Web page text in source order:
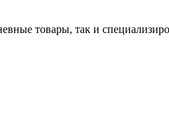
товары, так и